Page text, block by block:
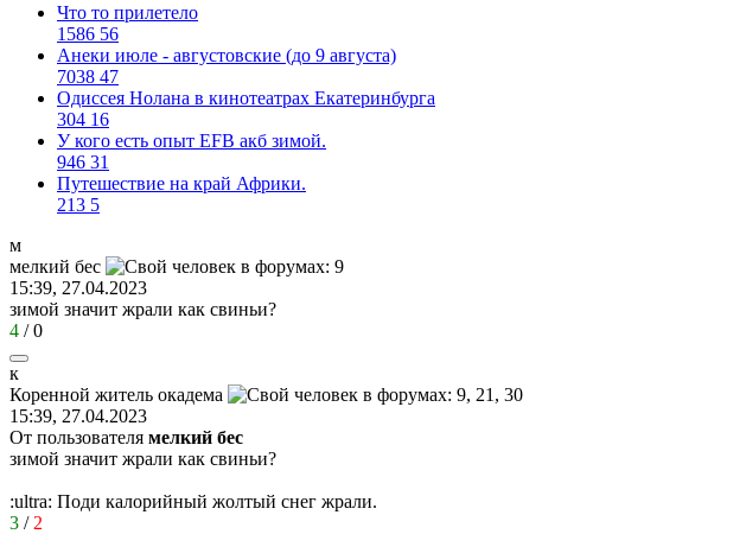
Что то прилетело
1586 56
Анеки июле - августовские (до 9 августа)
7038 47
Одиссея Нолана в кинотеатрах Екатеринбурга
304 16
У кого есть опыт EFB акб зимой.
946 31
Путешествие на край Африки.
213 5
м
мелкий бес
15:39, 27.04.2023
зимой значит жрали как свиньи?
4 /0
к
Коренной житель окадема
15:39, 27.04.2023
От пользователя мелкий бес
зимой значит жрали как свиньи?
:ultra: Поди калорийный жолтый снег жрали.
3 / 2